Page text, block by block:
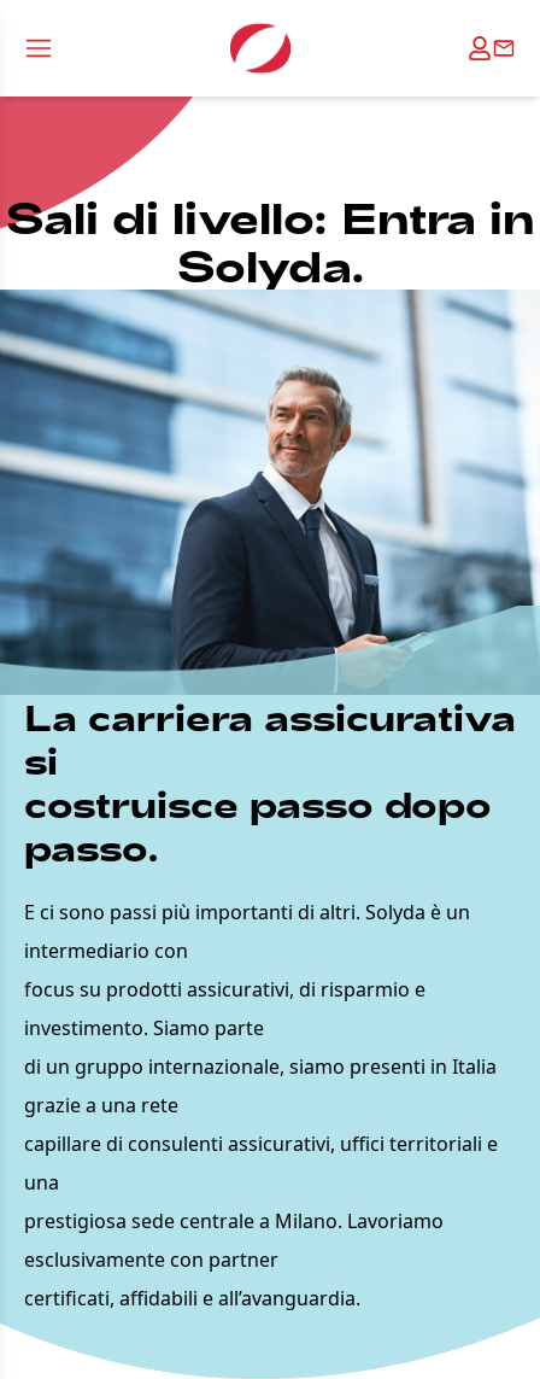
Sali di livello: Entra in
Solyda.
La carriera assicurativa
si
costruisce passo dopo
passo.
E ci sono passi più importanti di altri. Solyda è un
intermediario con
focus su prodotti assicurativi, di risparmio e
investimento. Siamo parte
di un gruppo internazionale, siamo presenti in Italia
grazie a una rete
capillare di consulenti assicurativi, uffici territoriali e
una
prestigiosa sede centrale a Milano. Lavoriamo
esclusivamente con partner
certificati, affidabili e all’avanguardia.